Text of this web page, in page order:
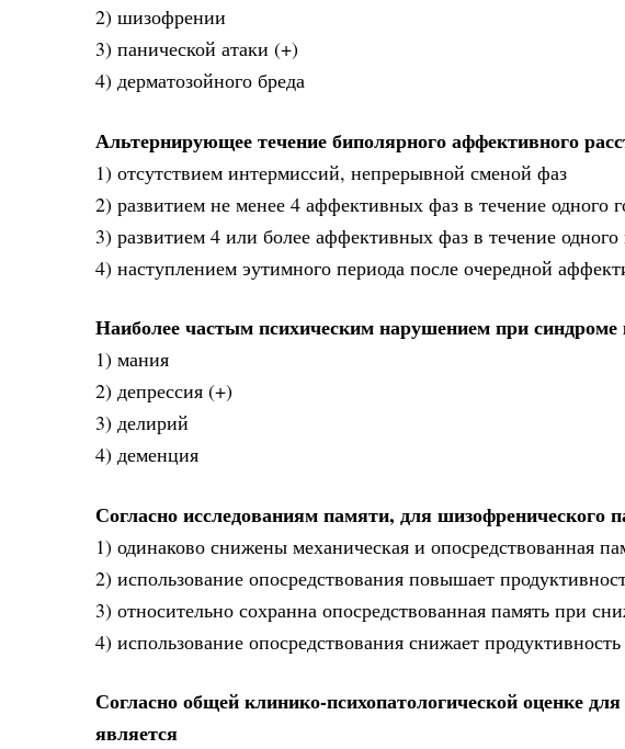
2) шизофрении
3) панической атаки (+)
4) дерматозойного бреда
Альтернирующее течение биполярного аффективного
1) отсутствием интермисcий, непрерывной сменой фаз
2) развитием не менее 4 аффективных фаз в течение одного
3) развитием 4 или более аффективных фаз в течение одного
4) наступлением эутимного периода после очередной
Наиболее частым психическим нарушением при
1) мания
2) депрессия (+)
3) делирий
4) деменция
Согласно исследованиям памяти, для шизофренического
1) одинаково снижены механическая и опосредствованная
2) использование опосредствования повышает
3) относительно сохранна опосредствованная память при
4) использование опосредствования снижает
Согласно общей клинико-психопатологической оценке
является